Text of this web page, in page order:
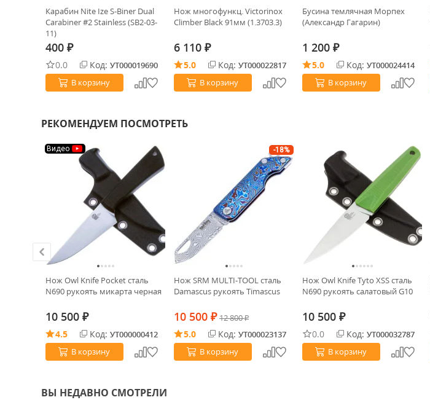
Карабин Nite Ize S-Biner Dual
Carabiner #2 Stainless (SB2-03-
11)
400 ₽
0.0 Код: УТ000019690
В корзину
Нож многофункц. Victorinox
Climber Black 91мм (1.3703.3)
6 110 ₽
5.0 Код: УТ000022817
В корзину
Бусина темлячная Морпех
(Александр Гагарин)
1 200 ₽
5.0 Код: УТ000024414
В корзину
РЕКОМЕНДУЕМ ПОСМОТРЕТЬ
Видео
Нож Owl Knife Pocket сталь
N690 рукоять микарта черная
10 500 ₽
4.5 Код: УТ000000412
В корзину
-18%
Нож SRM MULTI-TOOL сталь
Damascus рукоять Timascus
10 500 ₽ 12 800₽
5.0 Код: УТ000023137
В корзину
Нож Owl Knife Tyto XSS сталь
N690 рукоять салатовый G10
10 500 ₽
0.0 Код: УТ000032787
В корзину
ВЫ НЕДАВНО СМОТРЕЛИ